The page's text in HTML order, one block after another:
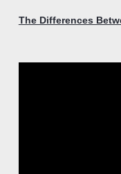
The Differences